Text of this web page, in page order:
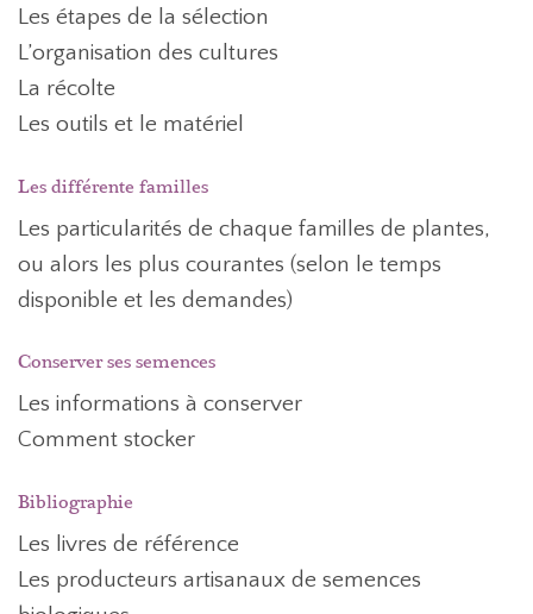
Les étapes de la sélection
L’organisation des cultures
La récolte
Les outils et le matériel
Les différente familles
Les particularités de chaque familles de plantes,
ou alors les plus courantes (selon le temps
disponible et les demandes)
Conserver ses semences
Les informations à conserver
Comment stocker
Bibliographie
Les livres de référence
Les producteurs artisanaux de semences